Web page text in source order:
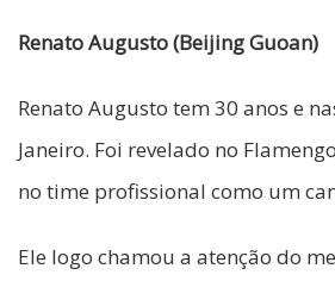
Renato Augusto (Beijing Guoan)
Renato Augusto tem 30 anos e
Janeiro. Foi revelado no
no time profissional como um
Ele logo chamou a atenção do